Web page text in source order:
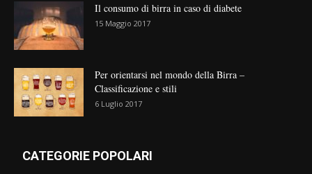
Il consumo di birra in caso di diabete
15 Maggio 2017
Per orientarsi nel mondo della Birra –
Classificazione e stili
6 Luglio 2017
CATEGORIE POPOLARI